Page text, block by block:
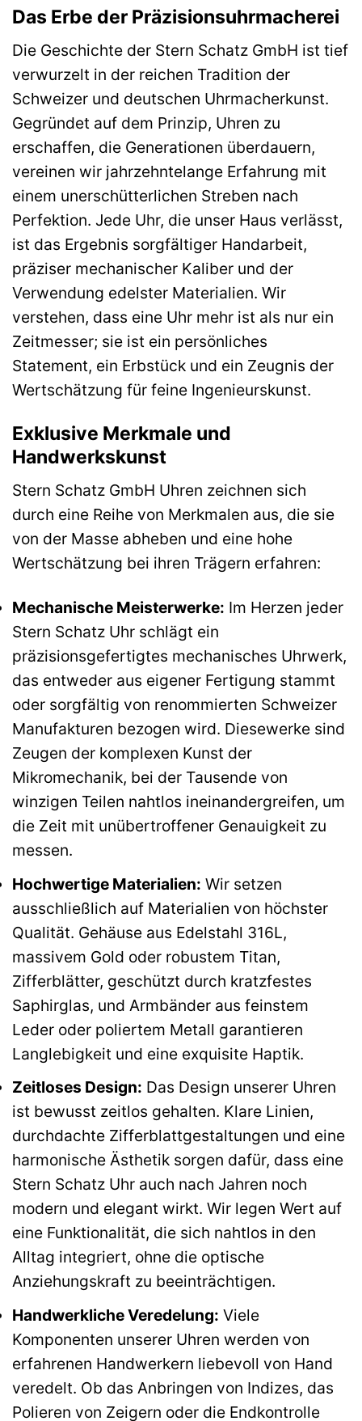
Das Erbe der Präzisionsuhrmacherei
Die Geschichte der Stern Schatz GmbH ist tief
verwurzelt in der reichen Tradition der
Schweizer und deutschen Uhrmacherkunst.
Gegründet auf dem Prinzip, Uhren zu
erschaffen, die Generationen überdauern,
vereinen wir jahrzehntelange Erfahrung mit
einem unerschütterlichen Streben nach
Perfektion. Jede Uhr, die unser Haus verlässt,
ist das Ergebnis sorgfältiger Handarbeit,
präziser mechanischer Kaliber und der
Verwendung edelster Materialien. Wir
verstehen, dass eine Uhr mehr ist als nur ein
Zeitmesser; sie ist ein persönliches
Statement, ein Erbstück und ein Zeugnis der
Wertschätzung für feine Ingenieurskunst.
Exklusive Merkmale und
Handwerkskunst
Stern Schatz GmbH Uhren zeichnen sich
durch eine Reihe von Merkmalen aus, die sie
von der Masse abheben und eine hohe
Wertschätzung bei ihren Trägern erfahren:
Mechanische Meisterwerke: Im Herzen jeder
Stern Schatz Uhr schlägt ein
präzisionsgefertigtes mechanisches Uhrwerk,
das entweder aus eigener Fertigung stammt
oder sorgfältig von renommierten Schweizer
Manufakturen bezogen wird. Diesewerke sind
Zeugen der komplexen Kunst der
Mikromechanik, bei der Tausende von
winzigen Teilen nahtlos ineinandergreifen, um
die Zeit mit unübertroffener Genauigkeit zu
messen.
Hochwertige Materialien: Wir setzen
ausschließlich auf Materialien von höchster
Qualität. Gehäuse aus Edelstahl 316L,
massivem Gold oder robustem Titan,
Zifferblätter, geschützt durch kratzfestes
Saphirglas, und Armbänder aus feinstem
Leder oder poliertem Metall garantieren
Langlebigkeit und eine exquisite Haptik.
Zeitloses Design: Das Design unserer Uhren
ist bewusst zeitlos gehalten. Klare Linien,
durchdachte Zifferblattgestaltungen und eine
harmonische Ästhetik sorgen dafür, dass eine
Stern Schatz Uhr auch nach Jahren noch
modern und elegant wirkt. Wir legen Wert auf
eine Funktionalität, die sich nahtlos in den
Alltag integriert, ohne die optische
Anziehungskraft zu beeinträchtigen.
Handwerkliche Veredelung: Viele
Komponenten unserer Uhren werden von
erfahrenen Handwerkern liebevoll von Hand
veredelt. Ob das Anbringen von Indizes, das
Polieren von Zeigern oder die Endkontrolle